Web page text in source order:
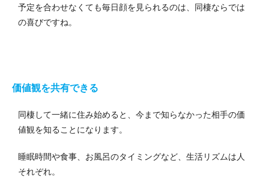
予定を合わせなくても毎日顔を見られるのは、同棲ならでは
の喜びですね。
価値観を共有できる
同棲して一緒に住み始めると、今まで知らなかった相手の価
値観を知ることになります。
睡眠時間や食事、お風呂のタイミングなど、 生活リズムは人
それぞれ。